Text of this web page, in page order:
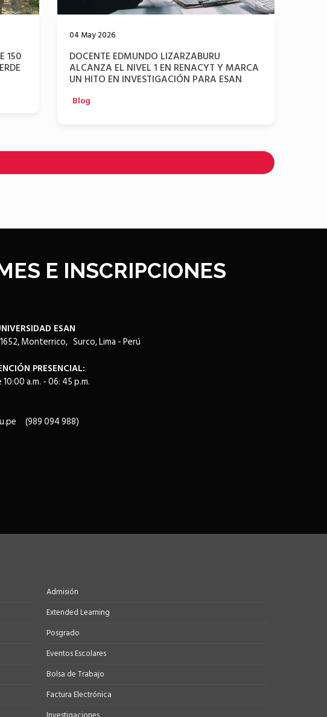
150
04 May 2026
DOCENTE EDMUNDO LIZARZABURU
ALCANZA EL NIVEL 1 EN RENACYT Y MARCA
UN HITO EN INVESTIGACIÓN PARA ESAN
Blog
E INSCRIPCIONES
ESAN
Monterrico, Surco, Lima - Perú
PRESENCIAL:
a.m. - 06: 45 p.m.
(989 094 988)
Admisión
Extended Learning
Posgrado
Eventos Escolares
Bolsa de Trabajo
Factura Electrónica